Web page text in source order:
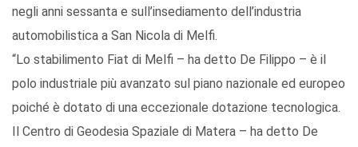
negli anni sessanta e sull’insediamento dell’industria
automobilistica a San Nicola di Melfi.
“Lo stabilimento Fiat di Melfi – ha detto De Filippo – è il
polo industriale più avanzato sul piano nazionale ed europeo
poiché è dotato di una eccezionale dotazione tecnologica.
Il Centro di Geodesia Spaziale di Matera – ha detto De